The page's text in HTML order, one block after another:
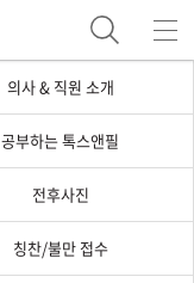
의사 & 직원 소개
공부하는 톡스앤필
전후사진
칭찬/불만 접수